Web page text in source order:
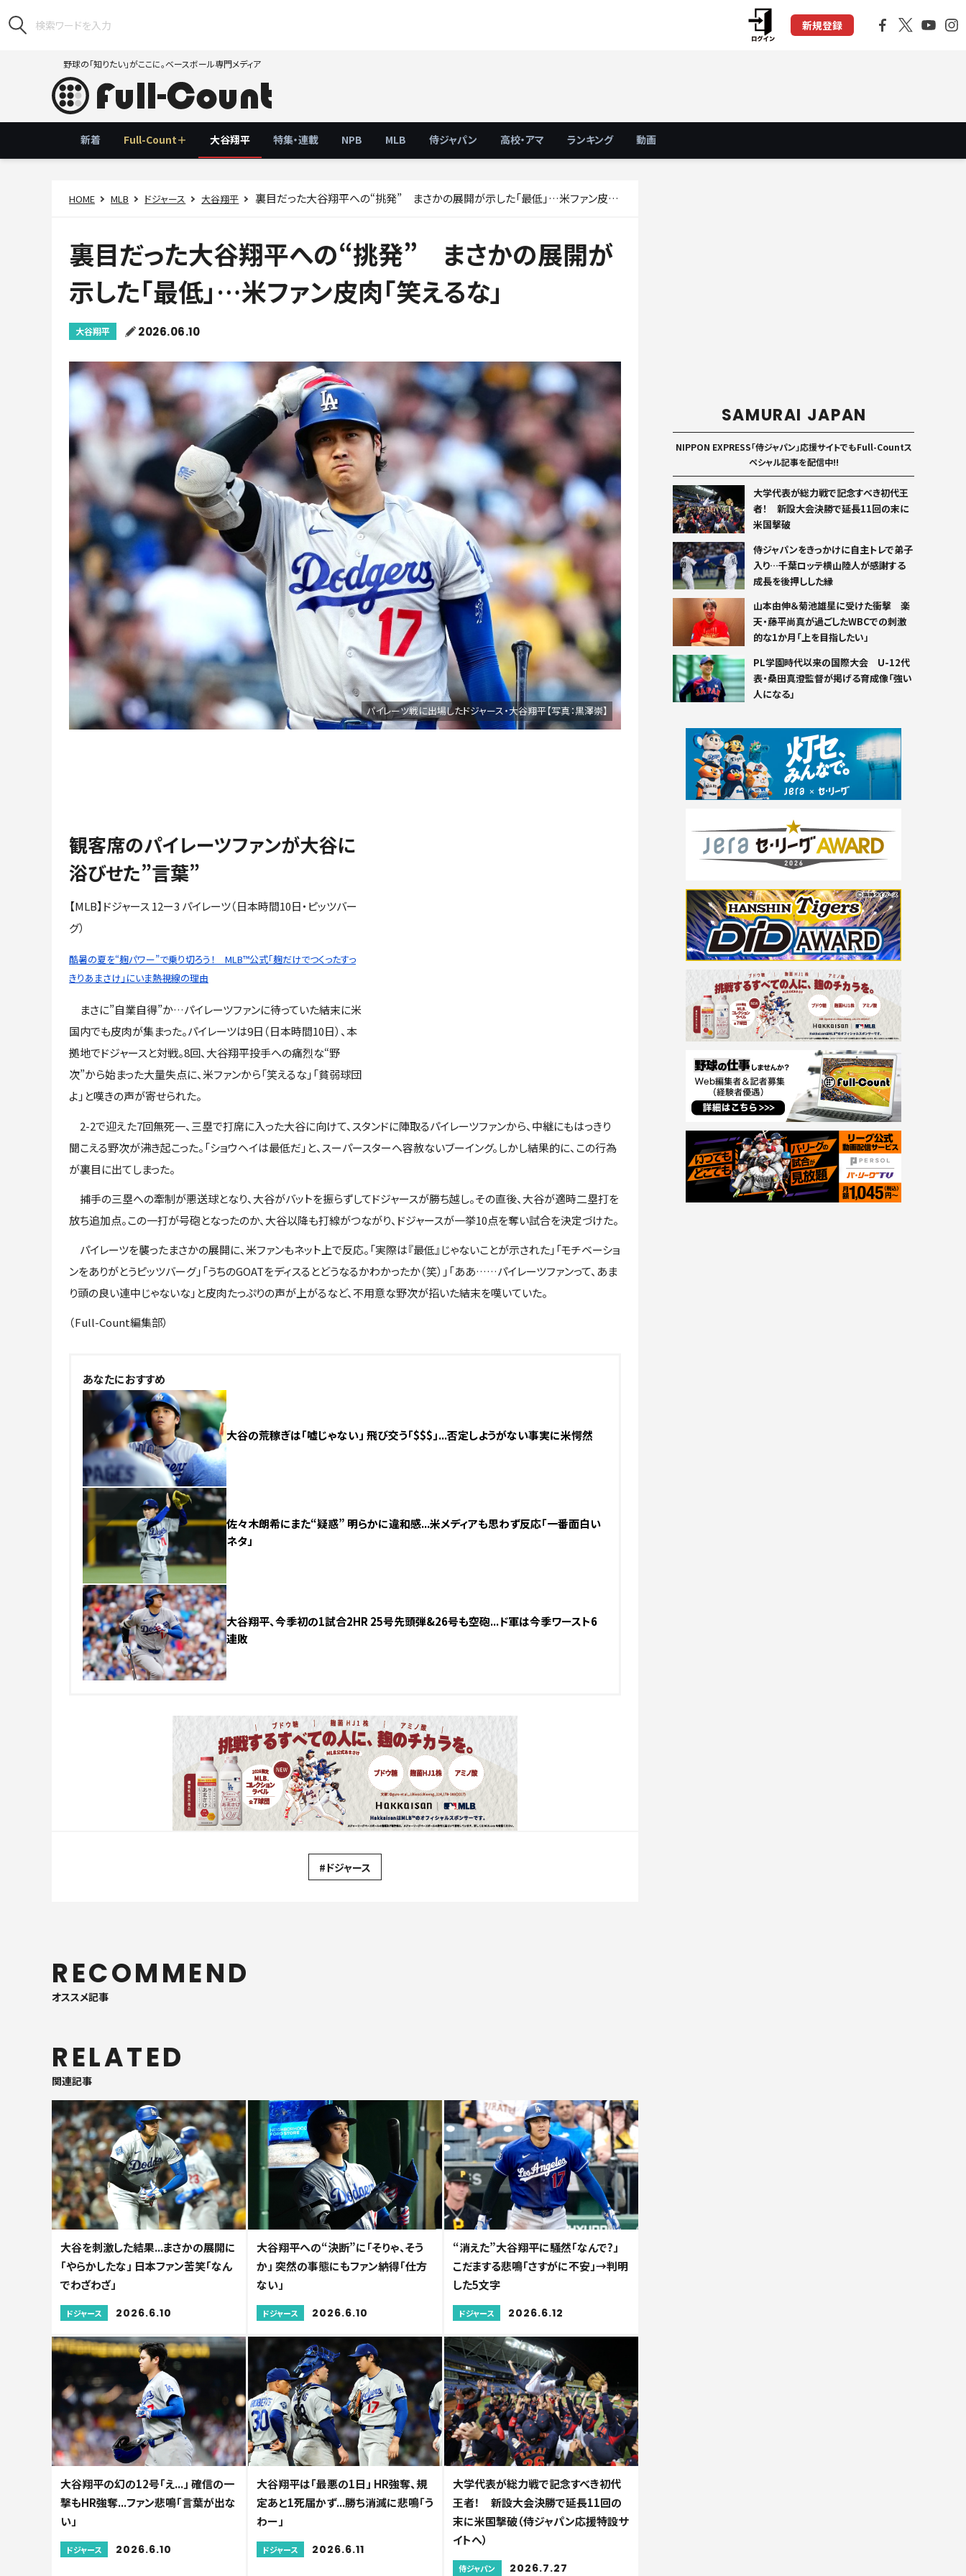
新規登録
野球の「知りたい」がここに。ベースボール専門メディア
新着 Full-Count＋ 大谷翔平 特集・連載 NPB MLB 侍ジャパン 高校・アマ ランキング 動画
HOME MLB ドジャース 大谷翔平 裏目だった大谷翔平への“挑発” まさかの展開が示した「最低」…米ファン皮肉「笑えるな」
裏目だった大谷翔平への“挑発” まさかの展開が
示した「最低」…米ファン皮肉「笑えるな」
大谷翔平 2026.06.10
パイレーツ戦に出場したドジャース・大谷翔平【写真：黒澤崇】
観客席のパイレーツファンが大谷に
浴びせた”言葉”
【MLB】ドジャース 12ー3 パイレーツ（日本時間10日・ピッツバー
グ）
酷暑の夏を“麹パワー”で乗り切ろう！ MLB™公式「麹だけでつくったすっ
きりあまさけ」にいま熱視線の理由
まさに”自業自得”か…パイレーツファンに待っていた結末に米
国内でも皮肉が集まった。パイレーツは9日（日本時間10日）、本
拠地でドジャースと対戦。8回、大谷翔平投手への痛烈な“野
次”から始まった大量失点に、米ファンから「笑えるな」「貧弱球団
よ」と嘆きの声が寄せられた。
2-2で迎えた7回無死一、三塁で打席に入った大谷に向けて、スタンドに陣取るパイレーツファンから、中継にもはっきり
聞こえる野次が沸き起こった。「ショウヘイは最低だ」と、スーパースターへ容赦ないブーイング。しかし結果的に、この行為
が裏目に出てしまった。
捕手の三塁への牽制が悪送球となり、大谷がバットを振らずしてドジャースが勝ち越し。その直後、大谷が適時二塁打を
放ち追加点。この一打が号砲となったのか、大谷以降も打線がつながり、ドジャースが一挙10点を奪い試合を決定づけた。
パイレーツを襲ったまさかの展開に、米ファンもネット上で反応。「実際は『最低』じゃないことが示された」「モチベーショ
ンをありがとうピッツバーグ」「うちのGOATをディスるとどうなるかわかったか（笑）」「ああ……パイレーツファンって、あま
り頭の良い連中じゃないな」と皮肉たっぷりの声が上がるなど、不用意な野次が招いた結末を嘆いていた。
（Full-Count編集部）
あなたにおすすめ
大谷の荒稼ぎは「嘘じゃない」 飛び交う「$$$」...否定しようがない事実に米愕然
佐々木朗希にまた“疑惑” 明らかに違和感...米メディアも思わず反応「一番面白い
ネタ」
大谷翔平、今季初の1試合2HR 25号先頭弾&26号も空砲...ド軍は今季ワースト6
連敗
#ドジャース
RECOMMEND
オススメ記事
RELATED
関連記事
大谷を刺激した結果...まさかの展開に
「やらかしたな」 日本ファン苦笑「なん
でわざわざ」
ドジャース 2026.6.10
大谷翔平への“決断”に「そりゃ、そう
か」 突然の事態にもファン納得「仕方
ない」
ドジャース 2026.6.10
“消えた”大谷翔平に騒然「なんで?」
こだまする悲鳴「さすがに不安」→判明
した5文字
ドジャース 2026.6.12
大谷翔平の幻の12号「え...」 確信の一
撃もHR強奪...ファン悲鳴「言葉が出な
い」
ドジャース 2026.6.10
大谷翔平は「最悪の1日」 HR強奪、規
定あと1死届かず...勝ち消滅に悲鳴「う
わー」
ドジャース 2026.6.11
大学代表が総力戦で記念すべき初代
王者！ 新設大会決勝で延長11回の
末に米国撃破（侍ジャパン応援特設サ
イトへ）
侍ジャパン 2026.7.27
SAMURAI JAPAN
NIPPON EXPRESS「侍ジャパン」応援サイトでもFull-Countス
ペシャル記事を配信中!!
大学代表が総力戦で記念すべき初代王
者！ 新設大会決勝で延長11回の末に
米国撃破
侍ジャパンをきっかけに自主トレで弟子
入り…千葉ロッテ横山陸人が感謝する
成長を後押しした縁
山本由伸＆菊池雄星に受けた衝撃 楽
天・藤平尚真が過ごしたWBCでの刺激
的な1か月「上を目指したい」
PL学園時代以来の国際大会 U-12代
表・桑田真澄監督が掲げる育成像「強い
人になる」